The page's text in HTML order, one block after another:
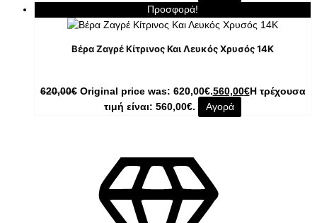
Προσφορά!
Βέρα Ζαγρέ Κίτρινος Και Λευκός Χρυσός 14Κ
620,00€ Original price was: 620,00€.560,00€Η τρέχουσα
τιμή είναι: 560,00€.
Αγορά